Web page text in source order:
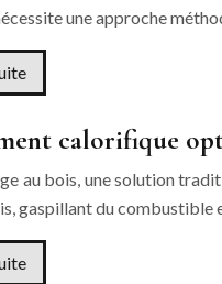
une approche
calorifique
au bois, une solution
gaspillant du combustible